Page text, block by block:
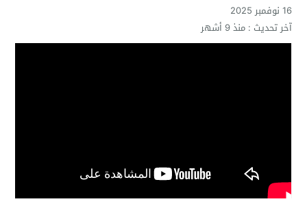
16 نوفمبر 2025
آخر تحديث :منذ 9 أشهر